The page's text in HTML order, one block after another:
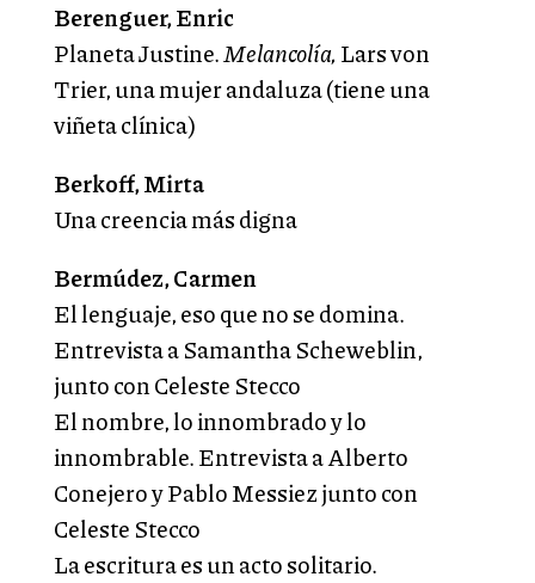
Berenguer, Enric
Planeta Justine.Melancolía, Lars von
Trier, una mujer andaluza (tiene una
viñeta clínica)
Berkoff, Mirta
Una creencia más digna
Bermúdez, Carmen
El lenguaje, eso que no se domina.
Entrevista a Samantha Scheweblin,
junto con Celeste Stecco
El nombre, lo innombrado y lo
innombrable. Entrevista a Alberto
Conejero y Pablo Messiez junto con
Celeste Stecco
La escritura es un acto solitario.